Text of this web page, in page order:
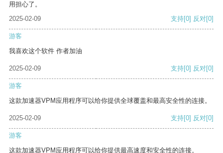
用担心了。
2025-02-09
支持[0] 反对[0]
游客
我喜欢这个软件 作者加油
2025-02-09 支持[0] 反对[0]
游客
这款加速器VPM应用程序可以给你提供全球覆盖和最高安全性的连接。
2025-02-09 支持[0] 反对[0]
游客
这款加速器VPM应用程序可以给你提供最高速度和安全性的连接。